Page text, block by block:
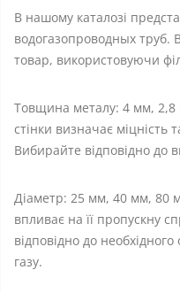
В нашому каталозі
водогазопроводных труб.
товар, використовуючи
Товщина металу: 4 мм,
стінки визначає міцність
Вибирайте відповідно до
Діаметр: 25 мм, 40 мм, 80
впливає на її пропускну
відповідно до
газу.